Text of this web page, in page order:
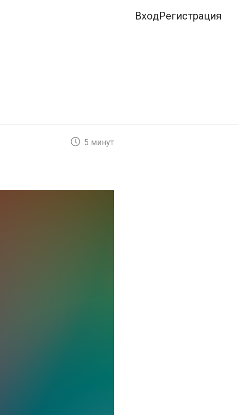
ВходРегистрация
5 минут